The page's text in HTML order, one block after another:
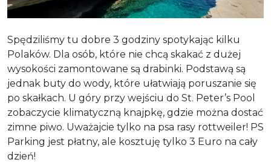
Spędziliśmy tu dobre 3 godziny spotykając kilku
Polaków. Dla osób, które nie chcą skakać z dużej
wysokości zamontowane są drabinki. Podstawą są
jednak buty do wody, które ułatwiają poruszanie się
po skałkach. U góry przy wejściu do St. Peter’s Pool
zobaczycie klimatyczną knajpkę, gdzie można dostać
zimne piwo. Uważajcie tylko na psa rasy rottweiler! PS
Parking jest płatny, ale kosztuję tylko 3 Euro na cały
dzień!